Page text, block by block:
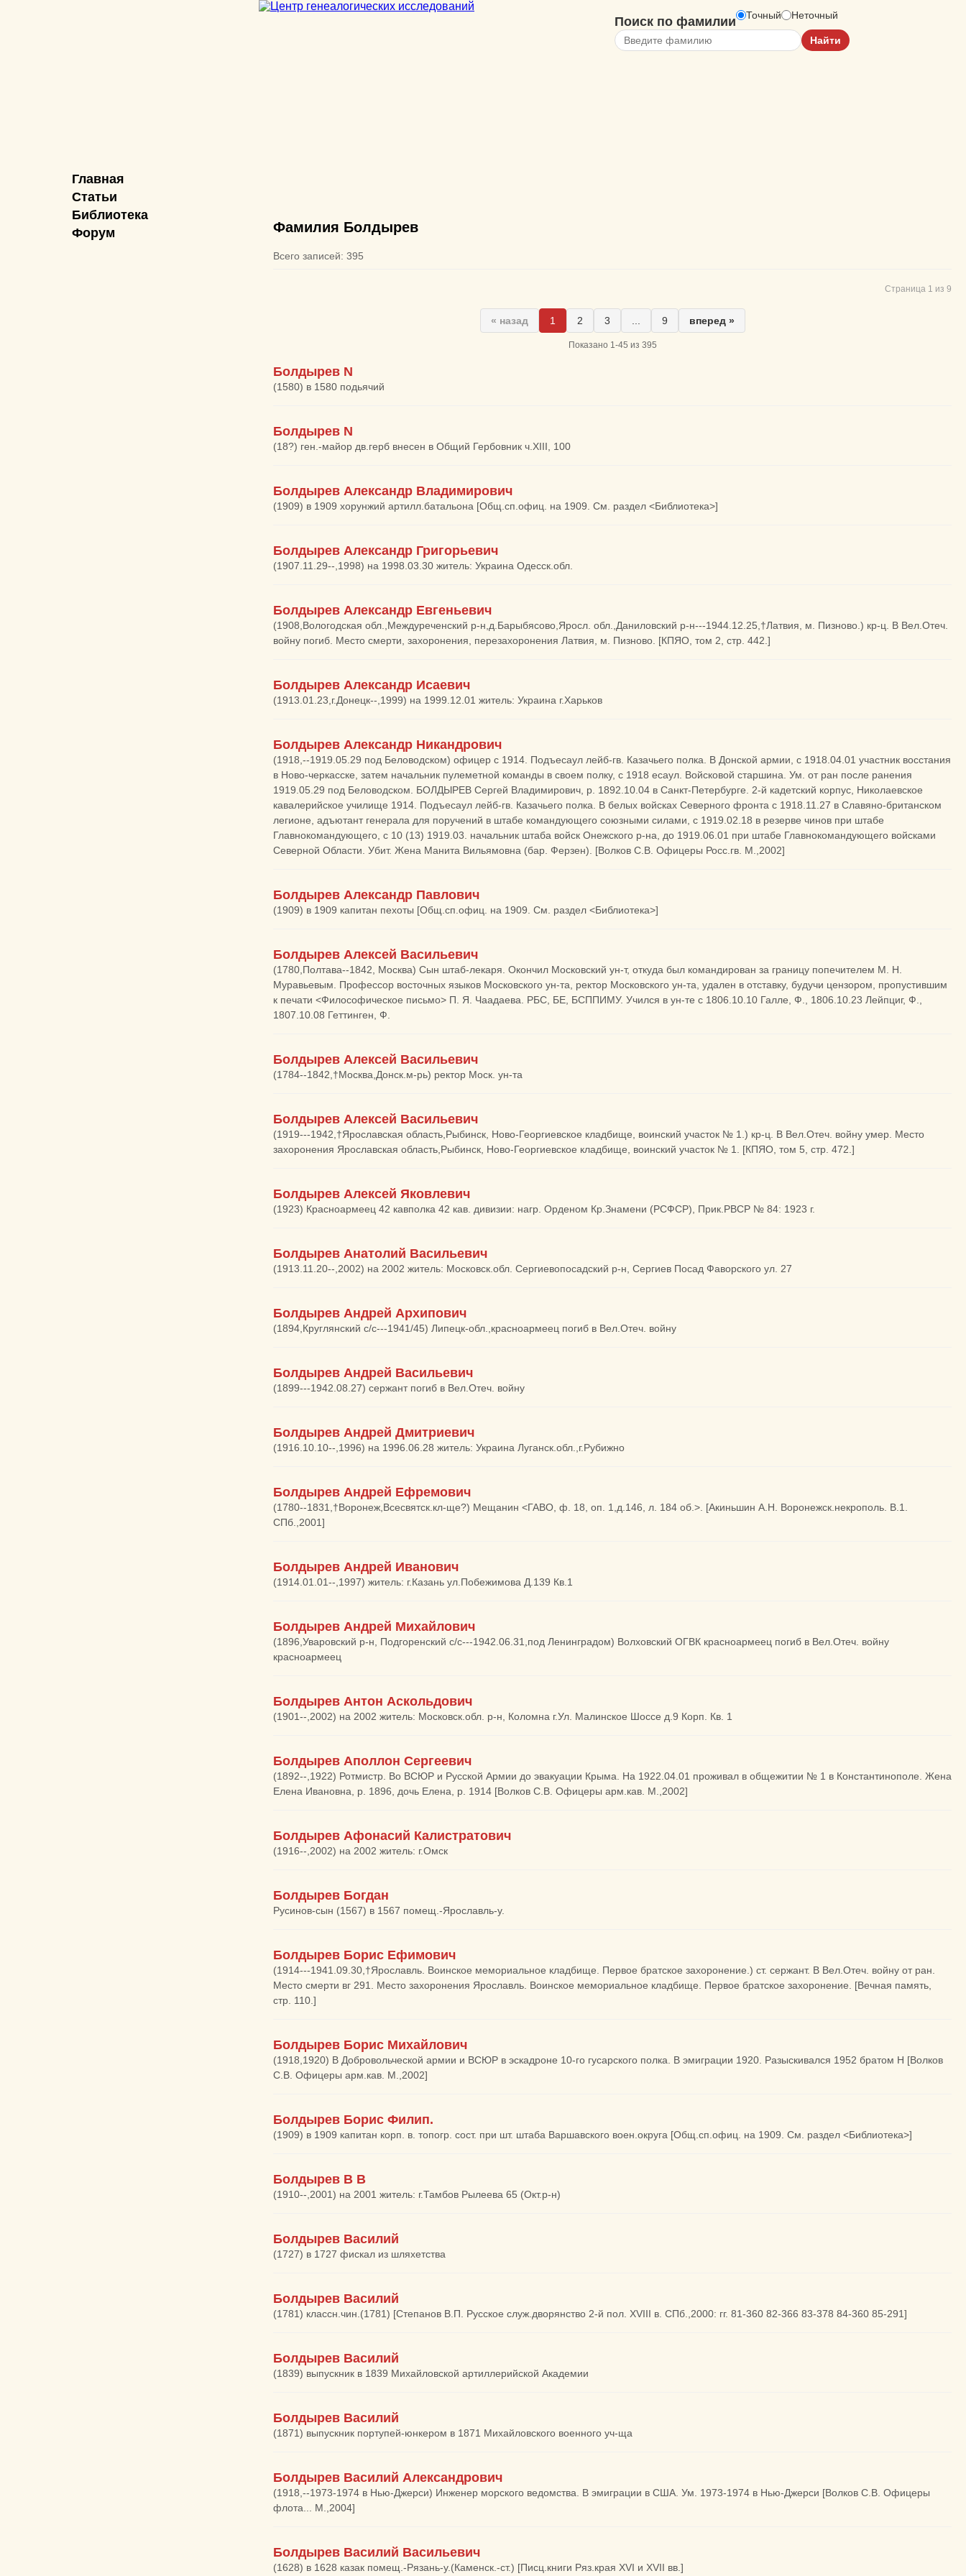
Главная
Статьи
Библиотека
Форум
Поиск по фамилии Точный Неточный
Фамилия Болдырев
Всего записей: 395
Страница 1 из 9
« назад 1 2 3 9 вперед »
Показано 1-45 из 395
Болдырев N
(1580) в 1580 подьячий
Болдырев N
(18?) ген.-майор дв.герб внесен в Общий Гербовник ч.XIII, 100
Болдырев Александр Владимирович
(1909) в 1909 хорунжий артилл.батальона [Общ.сп.офиц. на 1909. См. раздел <Библиотека>]
Болдырев Александр Григорьевич
(1907.11.29--,1998) на 1998.03.30 житель: Украина Одесск.обл.
Болдырев Александр Евгеньевич
(1908,Вологодская обл.,Междуреченский р-н,д.Барыбясово,Яросл. обл.,Даниловский р-н---1944.12.25,†Латвия, м. Пизново.) кр-ц. В Вел.Отеч.
войну погиб. Место смерти, захоронения, перезахоронения Латвия, м. Пизново. [КПЯО, том 2, стр. 442.]
Болдырев Александр Исаевич
(1913.01.23,г.Донецк--,1999) на 1999.12.01 житель: Украина г.Харьков
Болдырев Александр Никандрович
(1918,--1919.05.29 под Беловодском) офицер с 1914. Подъесаул лейб-гв. Казачьего полка. В Донской армии, с 1918.04.01 участник восстания
в Ново-черкасске, затем начальник пулеметной команды в своем полку, с 1918 есаул. Войсковой старшина. Ум. от ран после ранения
1919.05.29 под Беловодском. БОЛДЫРЕВ Сергей Владимирович, р. 1892.10.04 в Санкт-Петербурге. 2-й кадетский корпус, Николаевское
кавалерийское училище 1914. Подъесаул лейб-гв. Казачьего полка. В белых войсках Северного фронта с 1918.11.27 в Славяно-британском
легионе, адъютант генерала для поручений в штабе командующего союзными силами, с 1919.02.18 в резерве чинов при штабе
Главнокомандующего, с 10 (13) 1919.03. начальник штаба войск Онежского р-на, до 1919.06.01 при штабе Главнокомандующего войсками
Северной Области. Убит. Жена Манита Вильямовна (бар. Ферзен). [Волков С.В. Офицеры Росс.гв. М.,2002]
Болдырев Александр Павлович
(1909) в 1909 капитан пехоты [Общ.сп.офиц. на 1909. См. раздел <Библиотека>]
Болдырев Алексей Васильевич
(1780,Полтава--1842, Москва) Сын штаб-лекаря. Окончил Московский ун-т, откуда был командирован за границу попечителем М. Н.
Муравьевым. Профессор восточных языков Московского ун-та, ректор Московского ун-та, удален в отставку, будучи цензором, пропустившим
к печати <Философическое письмо> П. Я. Чаадаева. РБС, БЕ, БСППИМУ. Учился в ун-те с 1806.10.10 Галле, Ф., 1806.10.23 Лейпциг, Ф.,
1807.10.08 Геттинген, Ф.
Болдырев Алексей Васильевич
(1784--1842,†Москва,Донск.м-рь) ректор Моск. ун-та
Болдырев Алексей Васильевич
(1919---1942,†Ярославская область,Рыбинск, Ново-Георгиевское кладбище, воинский участок № 1.) кр-ц. В Вел.Отеч. войну умер. Место
захоронения Ярославская область,Рыбинск, Ново-Георгиевское кладбище, воинский участок № 1. [КПЯО, том 5, стр. 472.]
Болдырев Алексей Яковлевич
(1923) Красноармеец 42 кавполка 42 кав. дивизии: нагр. Орденом Кр.Знамени (РСФСР), Прик.РВСР № 84: 1923 г.
Болдырев Анатолий Васильевич
(1913.11.20--,2002) на 2002 житель: Московск.обл. Сергиевопосадский р-н, Сергиев Посад Фаворского ул. 27
Болдырев Андрей Архипович
(1894,Круглянский с/с---1941/45) Липецк-обл.,красноармеец погиб в Вел.Отеч. войну
Болдырев Андрей Васильевич
(1899---1942.08.27) сержант погиб в Вел.Отеч. войну
Болдырев Андрей Дмитриевич
(1916.10.10--,1996) на 1996.06.28 житель: Украина Луганск.обл.,г.Рубижно
Болдырев Андрей Ефремович
(1780--1831,†Воронеж,Всесвятск.кл-ще?) Мещанин <ГАВО, ф. 18, оп. 1,д.146, л. 184 об.>. [Акиньшин А.Н. Воронежск.некрополь. В.1.
СПб.,2001]
Болдырев Андрей Иванович
(1914.01.01--,1997) житель: г.Казань ул.Побежимова Д.139 Кв.1
Болдырев Андрей Михайлович
(1896,Уваровский р-н, Подгоренский с/с---1942.06.31,под Ленинградом) Волховский ОГВК красноармеец погиб в Вел.Отеч. войну
красноармеец
Болдырев Антон Аскольдович
(1901--,2002) на 2002 житель: Московск.обл. р-н, Коломна г.Ул. Малинское Шоссе д.9 Корп. Кв. 1
Болдырев Аполлон Сергеевич
(1892--,1922) Ротмистр. Во ВСЮР и Русской Армии до эвакуации Крыма. На 1922.04.01 проживал в общежитии № 1 в Константинополе. Жена
Елена Ивановна, р. 1896, дочь Елена, р. 1914 [Волков С.В. Офицеры арм.кав. М.,2002]
Болдырев Афонасий Калистратович
(1916--,2002) на 2002 житель: г.Омск
Болдырев Богдан
Русинов-сын (1567) в 1567 помещ.-Ярославль-у.
Болдырев Борис Ефимович
(1914---1941.09.30,†Ярославль. Воинское мемориальное кладбище. Первое братское захоронение.) ст. сержант. В Вел.Отеч. войну от ран.
Место смерти вг 291. Место захоронения Ярославль. Воинское мемориальное кладбище. Первое братское захоронение. [Вечная память,
стр. 110.]
Болдырев Борис Михайлович
(1918,1920) В Добровольческой армии и ВСЮР в эскадроне 10-го гусарского полка. В эмиграции 1920. Разыскивался 1952 братом Н [Волков
С.В. Офицеры арм.кав. М.,2002]
Болдырев Борис Филип.
(1909) в 1909 капитан корп. в. топогр. сост. при шт. штаба Варшавского воен.округа [Общ.сп.офиц. на 1909. См. раздел <Библиотека>]
Болдырев В В
(1910--,2001) на 2001 житель: г.Тамбов Рылеева 65 (Окт.р-н)
Болдырев Василий
(1727) в 1727 фискал из шляхетства
Болдырев Василий
(1781) классн.чин.(1781) [Степанов В.П. Русское служ.дворянство 2-й пол. XVIII в. СПб.,2000: гг. 81-360 82-366 83-378 84-360 85-291]
Болдырев Василий
(1839) выпускник в 1839 Михайловской артиллерийской Академии
Болдырев Василий
(1871) выпускник портупей-юнкером в 1871 Михайловского военного уч-ща
Болдырев Василий Александрович
(1918,--1973-1974 в Нью-Джерси) Инженер морского ведомства. В эмиграции в США. Ум. 1973-1974 в Нью-Джерси [Волков С.В. Офицеры
флота... М.,2004]
Болдырев Василий Васильевич
(1628) в 1628 казак помещ.-Рязань-у.(Каменск.-ст.) [Писц.книги Ряз.края XVI и XVII вв.]